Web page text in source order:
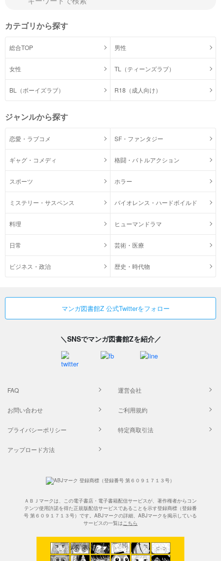
カテゴリから探す
総合TOP 男性
女性 TL（ティーンズラブ）
BL（ボーイズラブ） R18（成人向け）
ジャンルから探す
恋愛・ラブコメ SF・ファンタジー
ギャグ・コメディ 格闘・バトルアクション
スポーツ ホラー
ミステリー・サスペンス バイオレンス・ハードボイルド
料理 ヒューマンドラマ
日常 芸術・医療
ビジネス・政治 歴史・時代物
マンガ図書館Z 公式Twitterをフォロー
＼SNSでマンガ図書館Zを紹介／
FAQ 運営会社
お問い合わせ ご利用規約
プライバシーポリシー 特定商取引法
アップロード方法
ＡＢＪマークは、この電子書店・電子書籍配信サービスが、著作権者からコン
テンツ使用許諾を得た正規版配信サービスであることを示す登録商標（登録番
号 第６０９１７１３号）です。ABJマークの詳細、ABJマークを掲示している
サービスの一覧はこちら